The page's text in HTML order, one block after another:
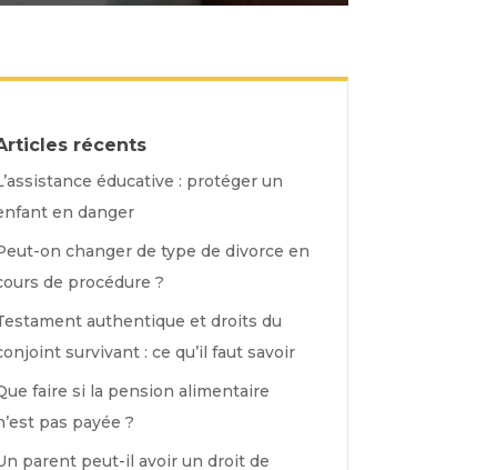
récents
éducative : protéger un
en danger
on changer de type de divorce en
de procédure ?
authentique et droits du
survivant : ce qu’il faut savoir
faire si la pension alimentaire
pas payée ?
parent peut-il avoir un droit de